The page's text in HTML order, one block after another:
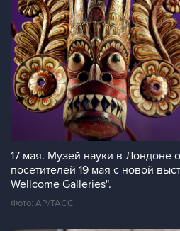
17 мая. Музей науки в Лондоне
посетителей 19 мая с новой
Wellcome Galleries".
Фото: АР/ТАСС